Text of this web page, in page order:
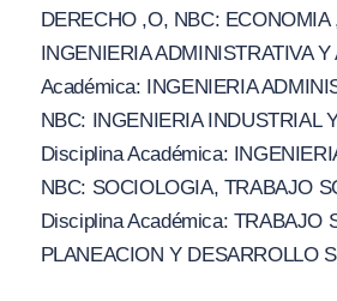
DERECHO ,O, NBC: ECONOMIA
INGENIERIA ADMINISTRATIVA
Académica: INGENIERIA
NBC: INGENIERIA INDUSTRIAL
Disciplina Académica:
NBC: SOCIOLOGIA, TRABAJO
Disciplina Académica: TRABAJO
PLANEACION Y DESARROLLO